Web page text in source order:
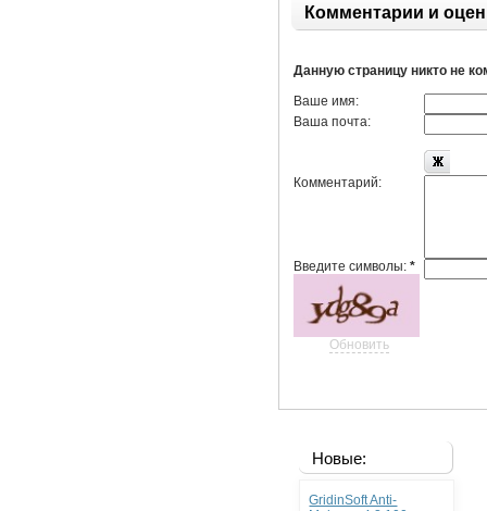
Комментарии и
Данную страницу никто не
Ваше имя:
Ваша почта:
Комментарий:
Введите символы:*
Обновить
Новые:
GridinSoft Anti-